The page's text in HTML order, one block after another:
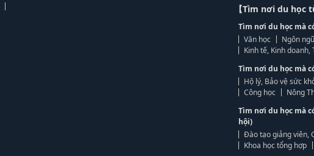
【Tìm nơi du học
Tìm nơi du học mà
Văn học
Ngôn
Kinh tế, Kinh
Tìm nơi du học mà
Hộ lý, Bảo vệ sức
Công học
Nông
Tìm nơi du học mà
hội)
Đào tạo giảng viên,
Khoa học tổng hợp